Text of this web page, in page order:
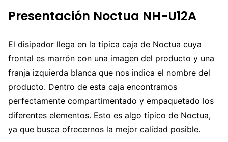
Presentación Noctua NH-U12A
El disipador llega en la típica caja de Noctua cuya
frontal es marrón con una imagen del producto y una
franja izquierda blanca que nos indica el nombre del
producto. Dentro de esta caja encontramos
perfectamente compartimentado y empaquetado los
diferentes elementos. Esto es algo típico de Noctua,
ya que busca ofrecernos la mejor calidad posible.